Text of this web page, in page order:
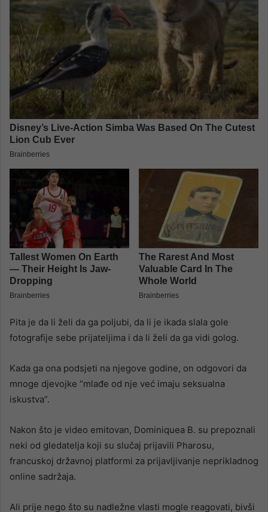
Pita je da li želi da ga poljubi, da li je ikada slala gole
fotografije sebe prijateljima i da li želi da ga vidi golog.
Kada ga ona podsjeti na njegove godine, on odgovori da
mnoge djevojke “mlađe od nje već imaju seksualna
iskustva”.
Nakon što je video emitovan, Dominiquea B. su prepoznali
neki od gledatelja koji su slučaj prijavili Pharosu,
francuskoj državnoj platformi za prijavljivanje neprikladnog
online sadržaja.
Ali prije nego što su nadležne vlasti mogle reagovati, bivši